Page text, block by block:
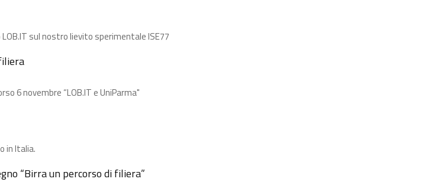
sul nostro lievito sperimentale ISE77
6 novembre “LOB.IT e UniParma"
in Italia.
“Birra un percorso di filiera”